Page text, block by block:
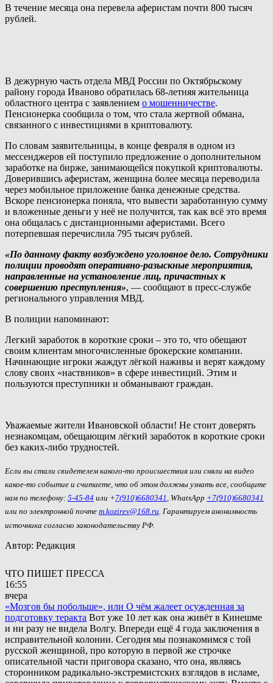
В течение месяца она перевела аферистам почти 800 тысяч
рублей.
В дежурную часть отдела МВД России по Октябрьскому
району города Иваново обратилась 68-летняя жительница
областного центра с заявлением о мошенничестве.
Пенсионерка сообщила о том, что стала жертвой обмана,
связанного с инвестициями в криптовалюту.
По словам заявительницы, в конце февраля в одном из
мессенджеров ей поступило предложение о дополнительном
заработке на бирже, занимающейся покупкой криптовалюты.
Доверившись аферистам, женщина более месяца переводила
через мобильное приложение банка денежные средства.
Вскоре пенсионерка поняла, что вывести заработанную сумму
и вложенные деньги у неё не получится, так как всё это время
она общалась с дистанционными аферистами. Всего
потерпевшая перечислила 795 тысяч рублей.
«По данному факту возбуждено уголовное дело. Сотрудники
полиции проводят оперативно-разыскные мероприятия,
направленные на установление лиц, причастных к
совершению преступления», — сообщают в пресс-службе
регионального управления МВД.
В полиции напоминают:
Легкий заработок в короткие сроки – это то, что обещают
своим клиентам многочисленные брокерские компании.
Начинающие игроки жаждут лёгкой наживы и верят каждому
слову своих «наствников» в сфере инвестиций. Этим и
пользуются преступники и обманывают граждан.
Уважаемые жители Ивановской области! Не стоит доверять
незнакомцам, обещающим лёгкий заработок в короткие сроки
без каких-либо трудностей.
Если вы стали свидетелем какого-то происшествия или сняли на видео
какое-то событие и считаете, что об этом должны узнать все, сообщите
нам по телефону: 5-45-84 или +7(910)6680341 , WhatsApp +7(910)6680341
или по электронной почте m.kozirev@168.ru. Гарантируем анонимность
источника согласно законодательству РФ.
Автор: Редакция
ЧТО ПИШЕТ ПРЕССА
16:55
вчера
«Мозгов бы побольше», или О чём жалеет осужденная за
подготовку теракта Вот уже 10 лет как она живёт в Кинешме
и ни разу не видела Волгу. Впереди ещё 4 года заключения в
исправительной колонии. Сегодня мы познакомимся с той
русской женщиной, про которую в первой же строчке
описательной части приговора сказано, что она, являясь
сторонником радикально-экстремистских взглядов в исламе,